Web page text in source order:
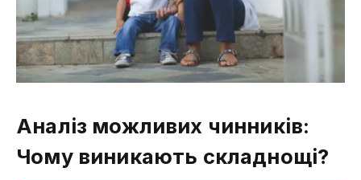
Аналіз можливих чинників:
Чому виникають складнощі?